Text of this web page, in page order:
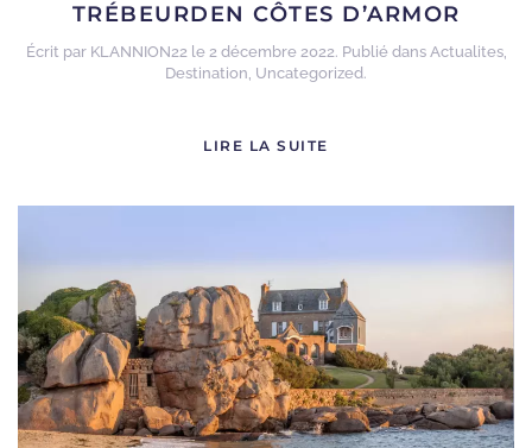
TRÉBEURDEN CÔTES D’ARMOR
Écrit par KLANNION22le 2 décembre 2022. Publié dans Actualites,
Destination, Uncategorized.
LIRE LA SUITE